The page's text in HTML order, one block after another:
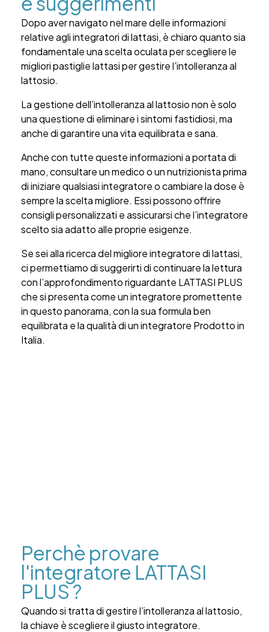
Dopo aver navigato nel mare delle informazioni
relative agli integratori di lattasi, è chiaro quanto sia
fondamentale una scelta oculata per scegliere le
migliori pastiglie lattasi per gestire l’intolleranza al
lattosio.
La gestione dell’intolleranza al lattosio non è solo
una questione di eliminare i sintomi fastidiosi, ma
anche di garantire una vita equilibrata e sana.
Anche con tutte queste informazioni a portata di
mano, consultare un medico o un nutrizionista prima
di iniziare qualsiasi integratore o cambiare la dose è
sempre la scelta migliore. Essi possono offrire
consigli personalizzati e assicurarsi che l’integratore
scelto sia adatto alle proprie esigenze.
Se sei alla ricerca del migliore integratore di lattasi,
ci permettiamo di suggerirti di continuare la lettura
con l’approfondimento riguardante LATTASI PLUS
che si presenta come un integratore promettente
in questo panorama, con la sua formula ben
equilibrata e la qualità di un integratore Prodotto in
Italia.
Perchè provare
l'integratore LATTASI
PLUS ?
Quando si tratta di gestire l’intolleranza al lattosio,
la chiave è scegliere il giusto integratore.